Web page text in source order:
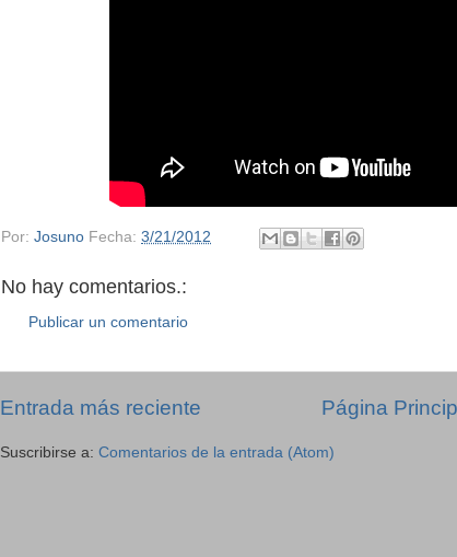
Por: Josuno Fecha: 3/21/2012
No hay comentarios.:
Publicar un comentario
Entrada más reciente Página
Suscribirse a: Comentarios de la entrada (Atom)